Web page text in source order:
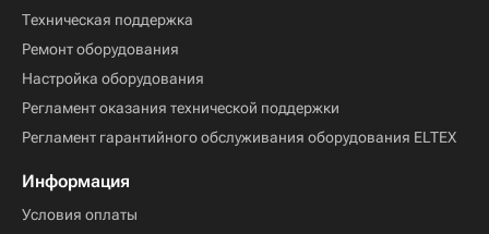
Техническая поддержка
Ремонт оборудования
Настройка оборудования
Регламент оказания технической поддержки
Регламент гарантийного обслуживания оборудования ELTEX
Информация
Условия оплаты